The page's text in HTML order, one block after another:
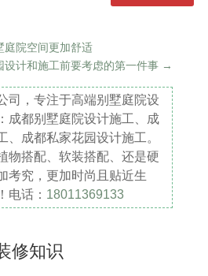
庭院空间更加舒适
设计和施工前要考虑的第一件事 →
司，专注于高端别墅庭院设
成都别墅庭院设计施工、成
、成都私家花园设计施工。
物搭配、软装搭配、还是硬
考究，更加时尚且贴近生
电话： 18011369133
修知识